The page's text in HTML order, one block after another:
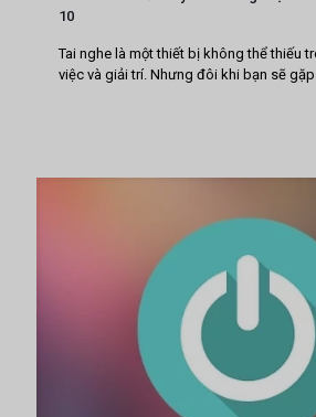
10
Tai nghe là một thiết bị không thể thiếu
việc và giải trí. Nhưng đôi khi bạn sẽ